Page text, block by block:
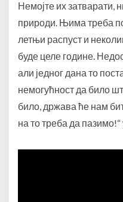
Немојте их затварати,
природи. Њима треба
летњи распуст и
буде целе године.
али једног дана то
немогућност да било
било, држава ће нам
на то треба да пазимо!“